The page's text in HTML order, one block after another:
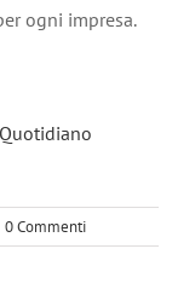
ogni impresa.
Quotidiano
0 Commenti